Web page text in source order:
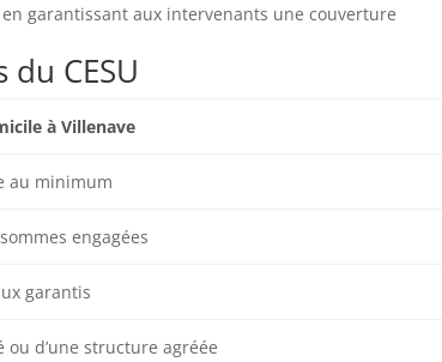
garantissant aux intervenants une couverture
CESU
à Villenave
au minimum
engagées
garantis
ou d’une structure agréée